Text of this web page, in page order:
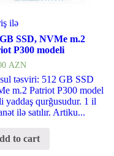
ilə
SSD, NVMe m.2
P300 modeli
AZN
təsviri: 512 GB SSD
m.2 Patriot P300 model
yaddaş qurğusudur. 1 il
ilə satılır. Artiku...
to cart